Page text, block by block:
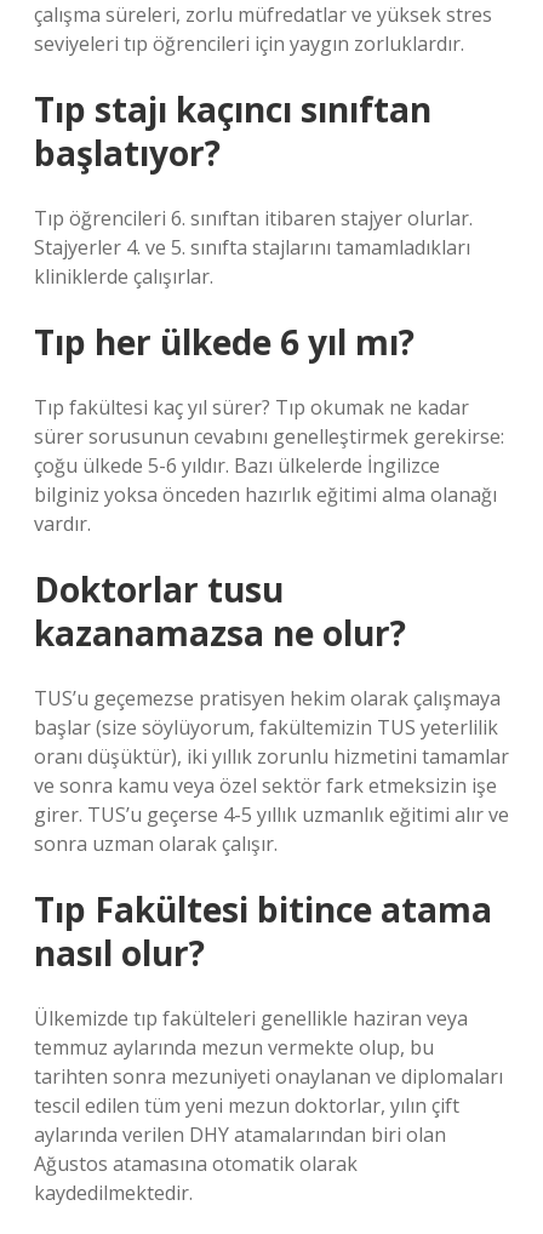
çalışma süreleri, zorlu müfredatlar ve yüksek stres
seviyeleri tıp öğrencileri için yaygın zorluklardır.
Tıp stajı kaçıncı sınıftan
başlatıyor?
Tıp öğrencileri 6. sınıftan itibaren stajyer olurlar.
Stajyerler 4. ve 5. sınıfta stajlarını tamamladıkları
kliniklerde çalışırlar.
Tıp her ülkede 6 yıl mı?
Tıp fakültesi kaç yıl sürer? Tıp okumak ne kadar
sürer sorusunun cevabını genelleştirmek gerekirse:
çoğu ülkede 5-6 yıldır. Bazı ülkelerde İngilizce
bilginiz yoksa önceden hazırlık eğitimi alma olanağı
vardır.
Doktorlar tusu
kazanamazsa ne olur?
TUS’u geçemezse pratisyen hekim olarak çalışmaya
başlar (size söylüyorum, fakültemizin TUS yeterlilik
oranı düşüktür), iki yıllık zorunlu hizmetini tamamlar
ve sonra kamu veya özel sektör fark etmeksizin işe
girer. TUS’u geçerse 4-5 yıllık uzmanlık eğitimi alır ve
sonra uzman olarak çalışır.
Tıp Fakültesi bitince atama
nasıl olur?
Ülkemizde tıp fakülteleri genellikle haziran veya
temmuz aylarında mezun vermekte olup, bu
tarihten sonra mezuniyeti onaylanan ve diplomaları
tescil edilen tüm yeni mezun doktorlar, yılın çift
aylarında verilen DHY atamalarından biri olan
Ağustos atamasına otomatik olarak
kaydedilmektedir.